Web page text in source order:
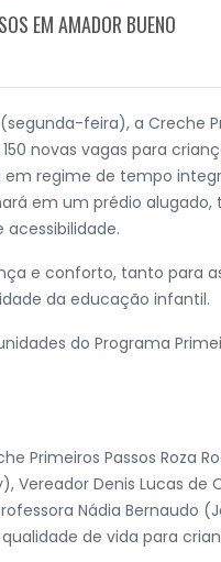
EM AMADOR BUENO
feira), a Creche
novas vagas para
em regime de tempo
em um prédio
e conforto, tanto para
da educação infantil.
do Programa
Primeiros Passos Roza
Vereador Denis Lucas de
Nádia Bernaudo
de vida para